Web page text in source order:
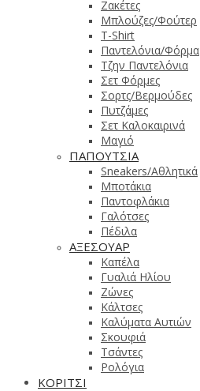
Ζακέτες
Μπλούζες/Φούτερ
T-Shirt
Παντελόνια/Φόρμα
Τζην Παντελόνια
Σετ Φόρμες
Σορτς/Βερμούδες
Πυτζάμες
Σετ Καλοκαιρινά
Μαγιό
ΠΑΠΟΥΤΣΙΑ
Sneakers/Aθλητικά
Μποτάκια
Παντοφλάκια
Γαλότσες
Πέδιλα
ΑΞΕΣΟΥΑΡ
Καπέλα
Γυαλιά Ηλίου
Ζώνες
Κάλτσες
Καλύματα Αυτιών
Σκουφιά
Τσάντες
Ρολόγια
ΚΟΡΙΤΣΙ